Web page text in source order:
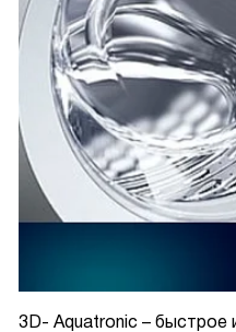
3D- Aquatronic – быстрое